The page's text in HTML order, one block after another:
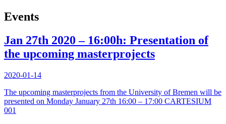
Events
Jan 27th 2020 – 16:00h: Presentation of
the upcoming masterprojects
2020-01-14
The upcoming masterprojects from the University of Bremen will be
presented on Monday January 27th 16:00 – 17:00 CARTESIUM
001